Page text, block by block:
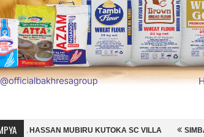
KUTOKA SC VILLA SIMBA SC YAMSAJILI BEKI